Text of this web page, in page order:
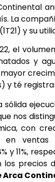
La
y su
el
y
té
sólida
nos
con
en ventas
y 11%,
precios
Arca